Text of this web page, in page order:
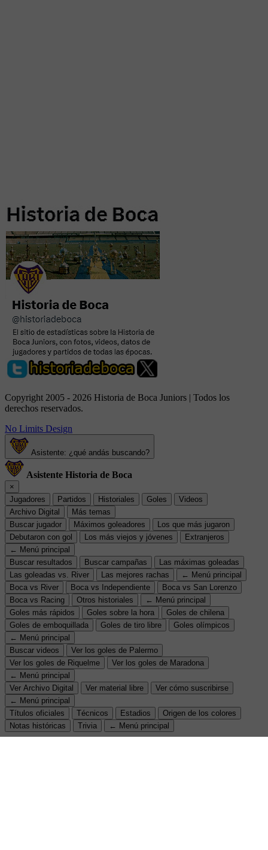
Copyright 2005 - 2026 Historia de Boca Juniors | Todos los
derechos reservados.
No Limits Design
Asistente: ¿qué andás buscando?
Asistente Historia de Boca
×
Jugadores
Partidos Historiales Goles
Videos
Archivo Digital
Más temas
Buscar jugador
Máximos goleadores
Los que más jugaron
Debutaron con gol
Los más viejos y jóvenes
Extranjeros
← Menú principal
Buscar resultados
Buscar campañas
Las máximas goleadas
Las goleadas vs. River
Las mejores rachas
← Menú principal
Boca vs River
Boca vs Independiente
Boca vs San Lorenzo
Boca vs Racing
Otros historiales
← Menú principal
Goles más rápidos
Goles sobre la hora
Goles de chilena
Goles de emboquillada
Goles de tiro libre
Goles olímpicos
← Menú principal
Buscar videos
Ver los goles de Palermo
Ver los goles de Riquelme
Ver los goles de Maradona
← Menú principal
Ver Archivo Digital
Ver material libre
Ver cómo suscribirse
← Menú principal
Títulos oficiales
Técnicos Estadios
Origen de los colores
Notas históricas
Trivia ← Menú principal